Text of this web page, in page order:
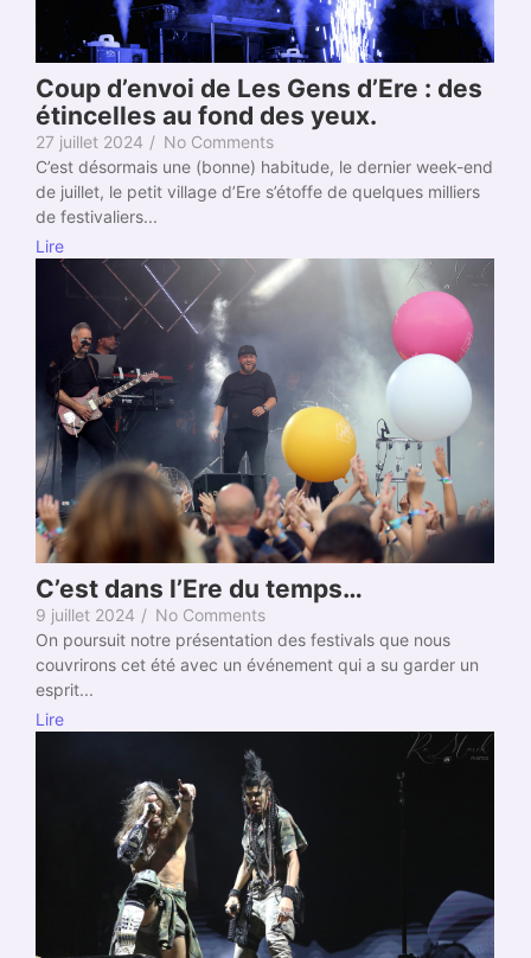
Coup d’envoi de Les Gens d’Ere : des
étincelles au fond des yeux.
27 juillet 2024 / No Comments
C’est désormais une (bonne) habitude, le dernier week-end
de juillet, le petit village d’Ere s’étoffe de quelques milliers
de festivaliers...
Lire
C’est dans l’Ere du temps…
9 juillet 2024 / No Comments
On poursuit notre présentation des festivals que nous
couvrirons cet été avec un événement qui a su garder un
esprit...
Lire